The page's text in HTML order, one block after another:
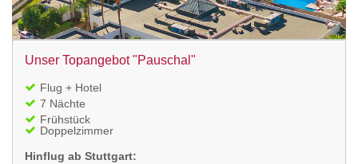
Unser Topangebot "Pauschal"
Flug + Hotel
7 Nächte
Frühstück
Doppelzimmer
Hinflug ab Stuttgart: